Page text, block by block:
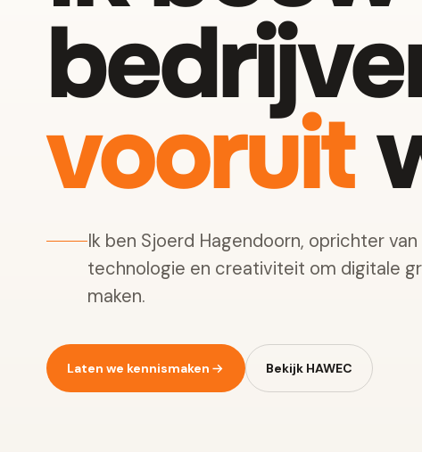
vooruit
Ik ben Sjoerd Hagendoorn, oprichter
technologie en creativiteit om digitale
maken.
Laten we kennismaken Bekijk HAWEC